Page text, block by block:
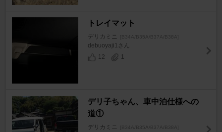
トレイマット
デリカミニ [B34A/B35A/B37A/B38A]
debuoyaji1さん
12
1
デリ子ちゃん、車中泊仕様への
道①
デリカミニ [B34A/B35A/B37A/B38A]